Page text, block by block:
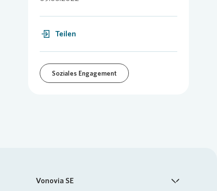
Teilen
Soziales Engagement
Vonovia SE